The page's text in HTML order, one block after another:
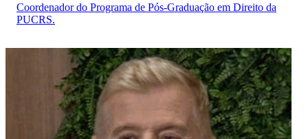
Coordenador do Programa de Pós-Graduação em Direito da
PUCRS.